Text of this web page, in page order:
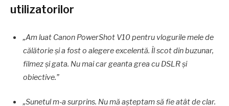
utilizatorilor
„Am luat Canon PowerShot V10 pentru vlogurile mele de
călătorie și a fost o alegere excelentă. Îl scot din buzunar,
filmez și gata. Nu mai car geanta grea cu DSLR și
obiective.”
„Sunetul m-a surprins. Nu mă așteptam să fie atât de clar.